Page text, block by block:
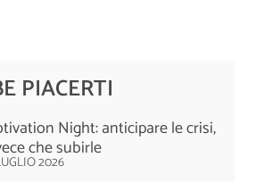
PIACERTI
Night: anticipare le crisi,
che subirle
2026